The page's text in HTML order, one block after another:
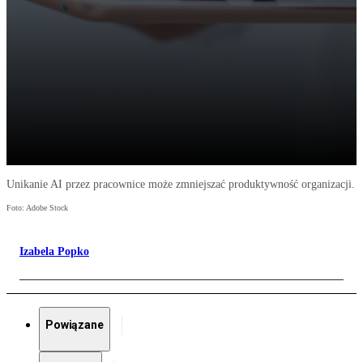
Unikanie AI przez pracownice może zmniejszać produktywność organizacji.
Foto: Adobe Stock
Izabela Popko
Powiązane